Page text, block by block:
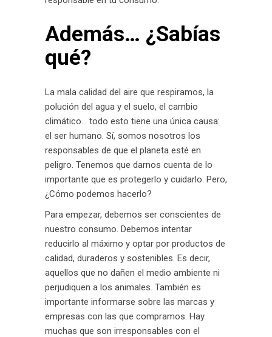
Además… ¿Sabías
qué?
La mala calidad del aire que respiramos, la
polución del agua y el suelo, el cambio
climático… todo esto tiene una única causa:
el ser humano. Sí, somos nosotros los
responsables de que el planeta esté en
peligro. Tenemos que darnos cuenta de lo
importante que es protegerlo y cuidarlo. Pero,
¿Cómo podemos hacerlo?
Para empezar, debemos ser conscientes de
nuestro consumo. Debemos intentar
reducirlo al máximo y optar por productos de
calidad, duraderos y sostenibles. Es decir,
aquellos que no dañen el medio ambiente ni
perjudiquen a los animales. También es
importante informarse sobre las marcas y
empresas con las que compramos. Hay
muchas que son irresponsables con el